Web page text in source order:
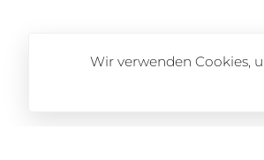
Wir verwenden Cookies,